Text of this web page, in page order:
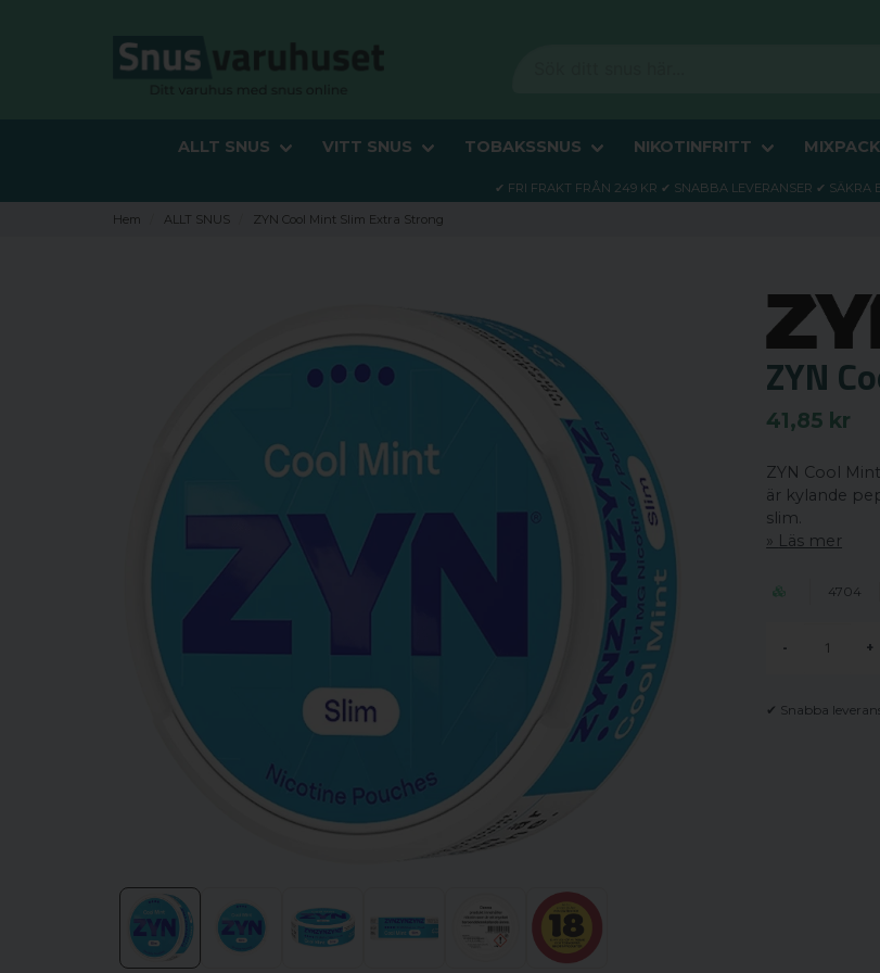
ALLT SNUS VITT SNUS TOBAKSSNUS NIKOTINFRITT MIXPACK
✔ FRI FRAKT FRÅN 249 KR ✔ SNABBA LEVERANSER ✔ SÄKRA
Hem ALLT SNUS ZYN Cool Mint Slim Extra Strong
ZYN
41,85 kr
ZYN Cool
är kylande
slim.
Läs mer
4704
- +
✔ Snabba